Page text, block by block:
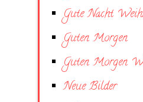
Gute Nacht
Guten Morgen
Guten Morgen
Neue Bilder